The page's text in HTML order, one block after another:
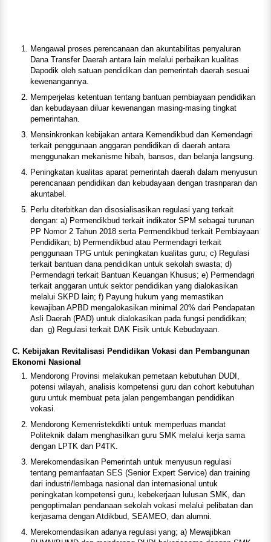
Mengawal proses perencanaan dan akuntabilitas penyaluran
Dana Transfer Daerah antara lain melalui perbaikan kualitas
Dapodik oleh satuan pendidikan dan pemerintah daerah sesuai
kewenangannya.
Memperjelas ketentuan tentang bantuan pembiayaan pendidikan
dan kebudayaan diluar kewenangan masing-masing tingkat
pemerintahan.
Mensinkronkan kebijakan antara Kemendikbud dan Kemendagri
terkait penggunaan anggaran pendidikan di daerah antara
menggunakan mekanisme hibah, bansos, dan belanja langsung.
Peningkatan kualitas aparat pemerintah daerah dalam menyusun
perencanaan pendidikan dan kebudayaan dengan trasnparan dan
akuntabel.
Perlu diterbitkan dan disosialisasikan regulasi yang terkait
dengan: a) Permendikbud terkait indikator SPM sebagai turunan
PP Nomor 2 Tahun 2018 serta Permendikbud terkait Pembiayaan
Pendidikan; b) Permendikbud atau Permendagri terkait
penggunaan TPG untuk peningkatan kualitas guru; c) Regulasi
terkait bantuan dana pendidikan untuk sekolah swasta; d)
Permendagri terkait Bantuan Keuangan Khusus; e) Permendagri
terkait anggaran untuk sektor pendidikan yang dialokasikan
melalui SKPD lain; f) Payung hukum yang memastikan
kewajiban APBD mengalokasikan minimal 20% dari Pendapatan
Asli Daerah (PAD) untuk dialokasikan pada fungsi pendidikan;
dan g) Regulasi terkait DAK Fisik untuk Kebudayaan.
C. Kebijakan Revitalisasi Pendidikan Vokasi dan Pembangunan
Ekonomi Nasional
Mendorong Provinsi melakukan pemetaan kebutuhan DUDI,
potensi wilayah, analisis kompetensi guru dan cohort kebutuhan
guru untuk membuat peta jalan pengembangan pendidikan
vokasi.
Mendorong Kemenristekdikti untuk memperluas mandat
Politeknik dalam menghasilkan guru SMK melalui kerja sama
dengan LPTK dan P4TK.
Merekomendasikan Pemerintah untuk menyusun regulasi
tentang pemanfaatan SES (Senior Expert Service) dan training
dari industri/lembaga nasional dan internasional untuk
peningkatan kompetensi guru, kebekerjaan lulusan SMK, dan
pengoptimalan pendanaan sekolah vokasi melalui pelibatan dan
kerjasama dengan Atdikbud, SEAMEO, dan alumni.
Merekomendasikan adanya regulasi yang; a) Mewajibkan